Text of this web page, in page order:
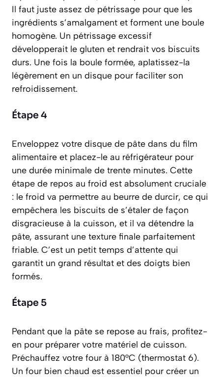
Il faut juste assez de pétrissage pour que les
ingrédients s’amalgament et forment une boule
homogène. Un pétrissage excessif
développerait le gluten et rendrait vos biscuits
durs. Une fois la boule formée, aplatissez-la
légèrement en un disque pour faciliter son
refroidissement.
Étape 4
Enveloppez votre disque de pâte dans du film
alimentaire et placez-le au réfrigérateur pour
une durée minimale de trente minutes. Cette
étape de repos au froid est absolument cruciale
: le froid va permettre au beurre de durcir, ce qui
empêchera les biscuits de s’étaler de façon
disgracieuse à la cuisson, et il va détendre la
pâte, assurant une texture finale parfaitement
friable. C’est un petit temps d’attente qui
garantit un grand résultat et des doigts bien
formés.
Étape 5
Pendant que la pâte se repose au frais, profitez-
en pour préparer votre matériel de cuisson.
Préchauffez votre four à 180°C (thermostat 6).
Un four bien chaud est essentiel pour créer un